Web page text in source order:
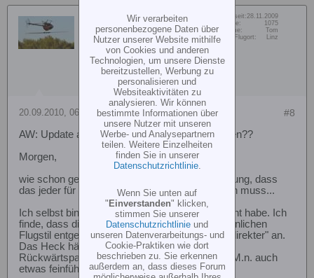
tluckeneder
Senior Member
Dabei seit:28.11.2009
Beiträge:
1075
Vorname:
Tom
Wohn/Flugort:
Linz
#8
20.09.2010, 06:09
AW: Update auf auf 5er oder doch auf 4.0 bleiben??
Morgen,
wie schon gesagt wurde, bin ich auch der Meinung, dass
das jeder für sich ausprobieren und entscheiden muss...
Ich selbst bin froh, dass ich das Update gemacht habe. Ich
finde, dass die 5er Version mehr meinem persönlichen
Flugstil entgegenkommt - fühlt sich irgendwie "direkter" an.
Das Heck hält jetzt - gerade bei schnellen
Rückwärtspassagen - etwas besser und ist m.M.n. auch
etwas feinfühliger zu steuern.
Wir verarbeiten
personenbezogene Daten über
Nutzer unserer Website mithilfe
von Cookies und anderen
Technologien, um unsere Dienste
bereitzustellen, Werbung zu
personalisieren und
Websiteaktivitäten zu
analysieren. Wir können
bestimmte Informationen über
unsere Nutzer mit unseren
Werbe- und Analysepartnern
teilen. Weitere Einzelheiten
finden Sie in unserer
Datenschutzrichtlinie.
Wenn Sie unten auf
"Einverstanden" klicken,
stimmen Sie unserer
Datenschutzrichtlinie und
unseren Datenverarbeitungs- und
Cookie-Praktiken wie dort
beschrieben zu. Sie erkennen
außerdem an, dass dieses Forum